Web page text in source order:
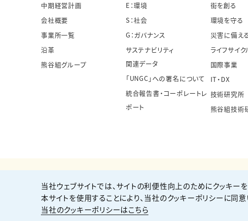
中期経営計画
会社概要
事業所一覧
沿革
熊谷組グループ
E：環境
S：社会
G：ガバナンス
サステナビリティ
関連データ
「UNGC」への署名について
統合報告書・コーポレートレ
ポート
街を創る
環境を守る
災害に備える
ライフサイク
国際事業
IT・DX
技術研究所
熊谷組技術
個人情報保護方針 サイト利用規約 サイトマップ お問い
当社ウェブサイトでは、サイトの利便性向上のためにクッキーを
本サイトを使用することにより、当社のクッキーポリシーに同
当社のクッキーポリシーはこちら